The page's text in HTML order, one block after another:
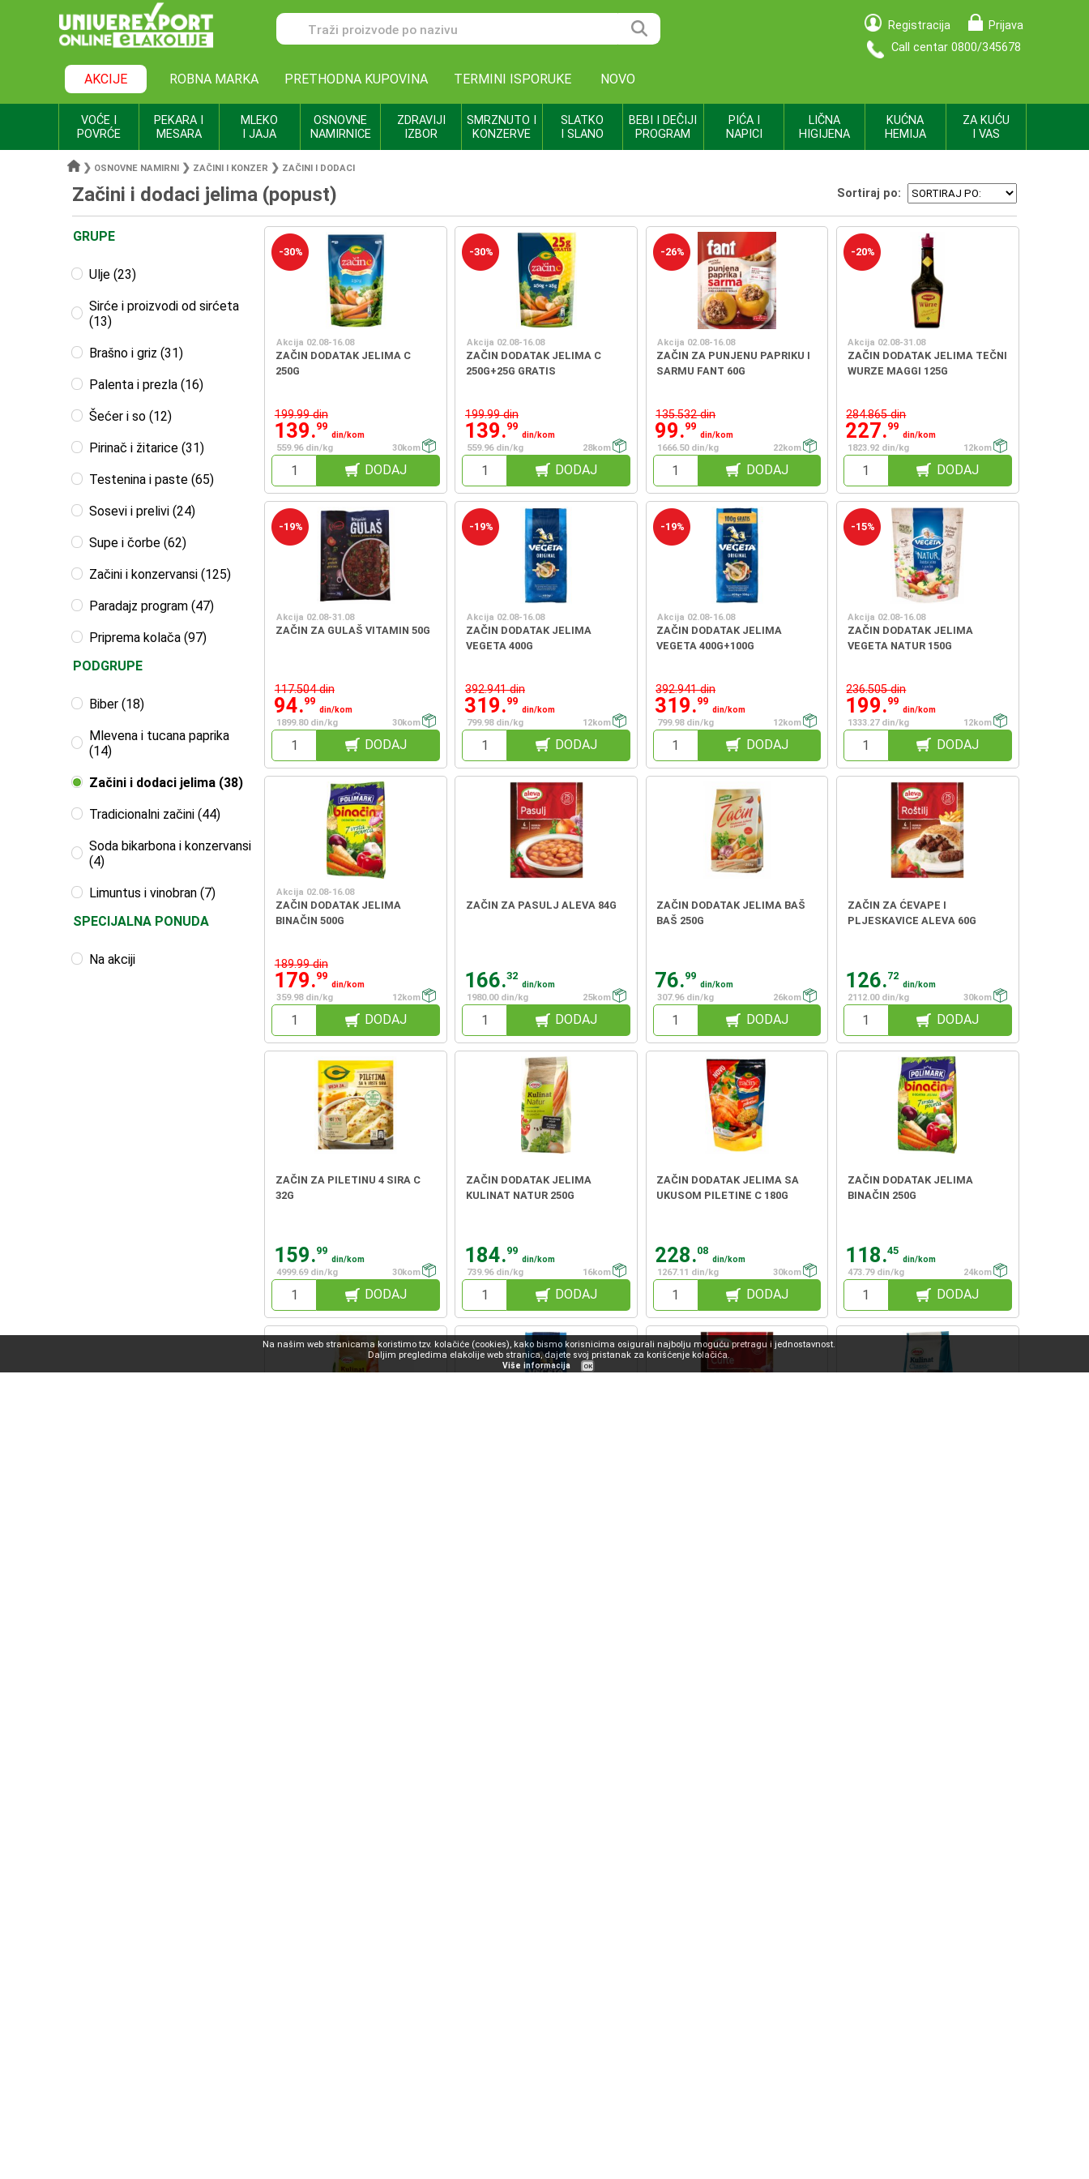
Registracija
Prijava
Call centar 0800/345678
AKCIJE ROBNA MARKA PRETHODNA KUPOVINA TERMINI ISPORUKE NOVO
VOĆE I
POVRĆE
PEKARA I
MESARA
MLEKO
I JAJA
OSNOVNE
NAMIRNICE
ZDRAVIJI
IZBOR
SMRZNUTO I
KONZERVE
SLATKO
I SLANO
BEBI I DEČIJI
PROGRAM
PIĆA I
NAPICI
LIČNA
HIGIJENA
KUĆNA
HEMIJA
ZA KUĆU
I VAS
❯ OSNOVNE NAMIRNI ❯ ZAČINI I KONZER ❯ ZAČINI I DODACI
Začini i dodaci jelima (popust) Sortiraj po:
GRUPE
Ulje (23)
Sirće i proizvodi od sirćeta
(13)
Brašno i griz (31)
Palenta i prezla (16)
Šećer i so (12)
Pirinač i žitarice (31)
Testenina i paste (65)
Sosevi i prelivi (24)
Supe i čorbe (62)
Začini i konzervansi (125)
Paradajz program (47)
Priprema kolača (97)
PODGRUPE
Biber (18)
Mlevena i tucana paprika
(14)
Začini i dodaci jelima (38)
Tradicionalni začini (44)
Soda bikarbona i konzervansi
(4)
Limuntus i vinobran (7)
SPECIJALNA PONUDA
Na akciji
-30%
Akcija 02.08-16.08
ZAČIN DODATAK JELIMA C
250G
199.99 din
139.99
din/kom
559.96 din/kg
30kom
DODAJ
-30%
Akcija 02.08-16.08
ZAČIN DODATAK JELIMA C
250G+25G GRATIS
199.99 din
139.99
din/kom
559.96 din/kg
28kom
DODAJ
-26%
Akcija 02.08-16.08
ZAČIN ZA PUNJENU PAPRIKU I
SARMU FANT 60G
135.532 din
99.99
din/kom
1666.50 din/kg
22kom
DODAJ
-20%
Akcija 02.08-31.08
ZAČIN DODATAK JELIMA TEČNI
WURZE MAGGI 125G
284.865 din
227.99
din/kom
1823.92 din/kg
12kom
DODAJ
-19%
Akcija 02.08-31.08
ZAČIN ZA GULAŠ VITAMIN 50G
117.504 din
94.99
din/kom
1899.80 din/kg
30kom
DODAJ
-19%
Akcija 02.08-16.08
ZAČIN DODATAK JELIMA
VEGETA 400G
392.941 din
319.99
din/kom
799.98 din/kg
12kom
DODAJ
-19%
Akcija 02.08-16.08
ZAČIN DODATAK JELIMA
VEGETA 400G+100G
392.941 din
319.99
din/kom
799.98 din/kg
12kom
DODAJ
-15%
Akcija 02.08-16.08
ZAČIN DODATAK JELIMA
VEGETA NATUR 150G
236.505 din
199.99
din/kom
1333.27 din/kg
12kom
DODAJ
Akcija 02.08-16.08
ZAČIN DODATAK JELIMA
BINAČIN 500G
189.99 din
179.99
din/kom
359.98 din/kg
12kom
DODAJ
ZAČIN ZA PASULJ ALEVA 84G
166.32
din/kom
1980.00 din/kg
25kom
DODAJ
ZAČIN DODATAK JELIMA BAŠ
BAŠ 250G
76.99
din/kom
307.96 din/kg
26kom
DODAJ
ZAČIN ZA ĆEVAPE I
PLJESKAVICE ALEVA 60G
126.72
din/kom
2112.00 din/kg
30kom
DODAJ
ZAČIN ZA PILETINU 4 SIRA C
32G
159.99
din/kom
4999.69 din/kg
30kom
DODAJ
ZAČIN DODATAK JELIMA
KULINAT NATUR 250G
184.99
din/kom
739.96 din/kg
16kom
DODAJ
ZAČIN DODATAK JELIMA SA
UKUSOM PILETINE C 180G
228.08
din/kom
1267.11 din/kg
30kom
DODAJ
ZAČIN DODATAK JELIMA
BINAČIN 250G
118.45
din/kom
473.79 din/kg
24kom
DODAJ
Na našim web stranicama koristimo tzv. kolačiće (cookies), kako bismo korisnicima osigurali najbolju moguću pretragu i jednostavnost.
Daljim pregledima elakolije web stranica, dajete svoj pristanak za korišćenje kolačića.
Više informacija OK